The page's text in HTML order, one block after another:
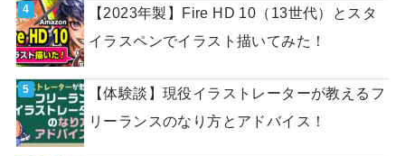
【2023年製】Fire HD 10（13世代）とスタ
イラスペンでイラスト描いてみた！
【体験談】現役イラストレーターが教えるフ
リーランスのなり方とアドバイス！